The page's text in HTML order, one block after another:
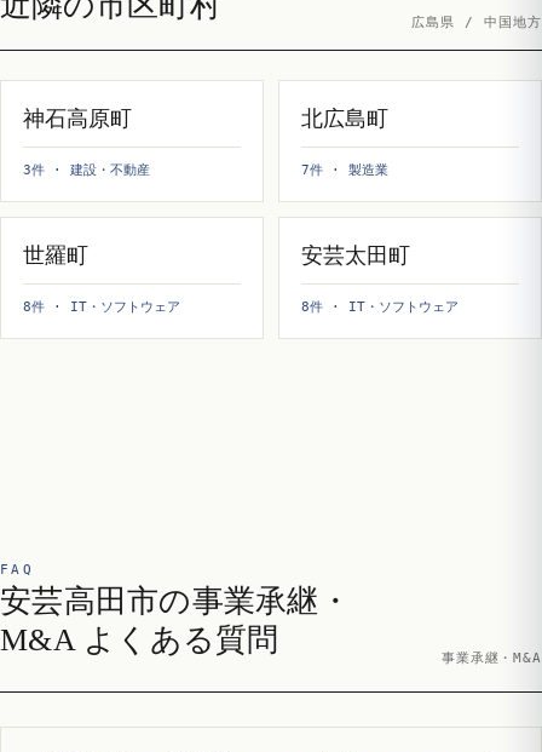
広島県 / 中国地方
神石高原町
3件 · 建設・不動産
北広島町
7件 · 製造業
世羅町
8件 · IT・ソフトウェア
安芸太田町
8件 · IT・ソフトウェア
FAQ
安芸高田市の事業承継・
M&A よくある質問
事業承継・M&A